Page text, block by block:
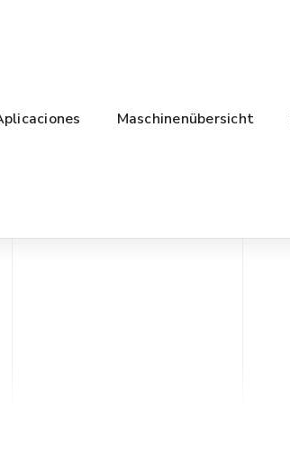
Maschinenübersicht